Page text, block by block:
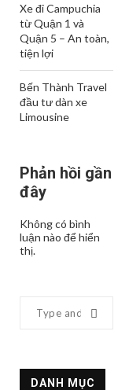
Xe đi Campuchia
từ Quận 1 và
Quận 5 – An toàn,
tiện lợi
Bến Thành Travel
đầu tư dàn xe
Limousine
Phản hồi gần
đây
Không có bình
luận nào để hiển
thị.
DANH MỤC